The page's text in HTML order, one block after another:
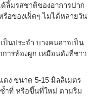
ลิ้มรสชาติของอาการปาก
อของเผ็ดๆ ไมได้หลายวัน
ป็นประจำ บางคนอาจเป็น
ารท้องผูก เหมือนดังที่ชาว
ง ขนาด 5-15 มิลลิเมตร
ำที่ หรือขึ้นที่ใหม่ ตามริม